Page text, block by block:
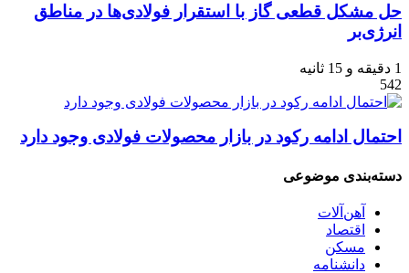
حل مشکل قطعی گاز با استقرار فولادی‌ها در مناطق
انرژی‌بر
1 دقیقه و 15 ثانیه
542
احتمال ادامه رکود در بازار محصولات فولادی وجود دارد
دسته‌بندی موضوعی
آهن‌آلات
اقتصاد
مسکن
دانشنامه